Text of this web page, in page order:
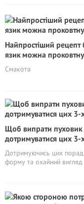
Найпростіший
язик можна
Смакота
Щоб випрати пуховик
дотримуватися цих 3-
Дотримуючись цих
форму та охайний вигляд